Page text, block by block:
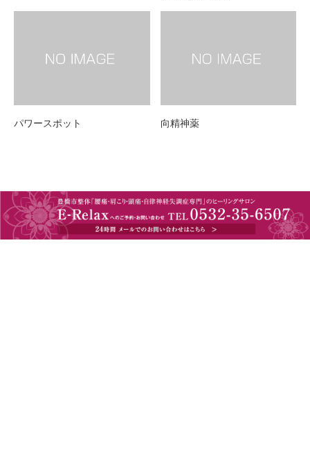
パワースポット 向精神薬